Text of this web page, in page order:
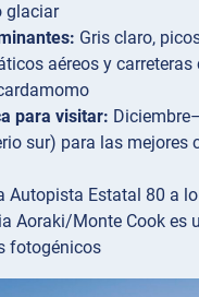
glaciar
Gris claro,
aéreos y carreteras
para visitar:
sur) para las mejores
Autopista Estatal 80 a
Aoraki/Monte Cook es
fotogénicos